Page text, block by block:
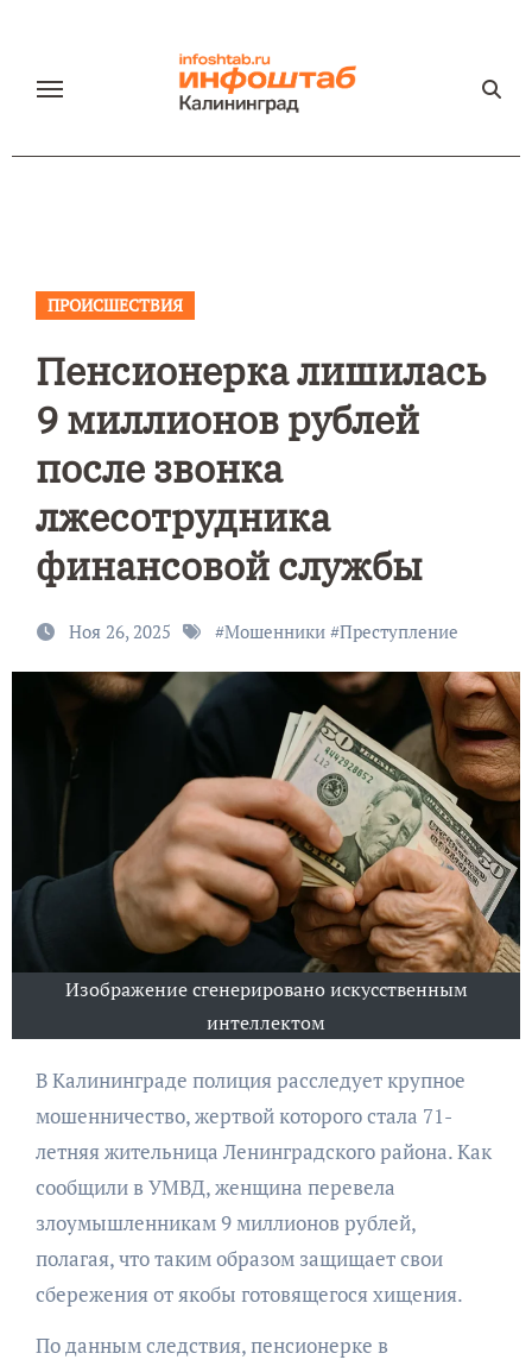
содержанию
ПРОИСШЕСТВИЯ
Пенсионерка лишилась
9 миллионов рублей
после звонка
лжесотрудника
финансовой службы
Ноя 26, 2025 #Мошенники#Преступление
Изображение сгенерировано искусственным
интеллектом
В Калининграде полиция расследует крупное
мошенничество, жертвой которого стала 71-
летняя жительница Ленинградского района. Как
сообщили в УМВД, женщина перевела
злоумышленникам 9 миллионов рублей,
полагая, что таким образом защищает свои
сбережения от якобы готовящегося хищения.
По данным следствия, пенсионерке в